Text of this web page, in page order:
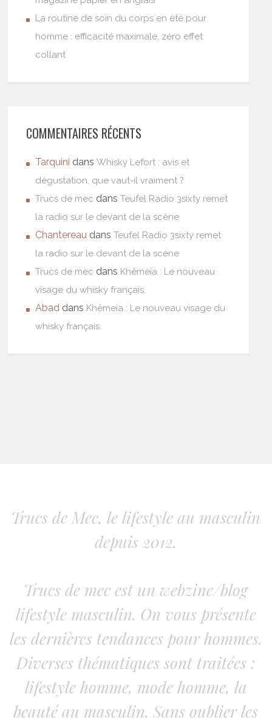
La routine de soin du corps en été pour
homme : efficacité maximale, zéro effet
collant
COMMENTAIRES RÉCENTS
Tarquini dansWhisky Lefort : avis et
dégustation, que vaut-il vraiment ?
Trucs de mec dansTeufel Radio 3sixty remet
la radio sur le devant de la scène
Chantereau dansTeufel Radio 3sixty remet
la radio sur le devant de la scène
Trucs de mec dans Khêmeia : Le nouveau
visage du whisky français.
Abad dans Khêmeia : Le nouveau visage du
whisky français.
Trucs de Mec, le lifestyle au masculin
depuis 2012.
Trucs de mec est un webzine/blog
lifestyle masculin. On vous présente
les dernières tendances pour hommes.
Diverses thématiques sont traitées :
lifestyle homme, mode homme, la
beauté au masculin. Sans oublier les